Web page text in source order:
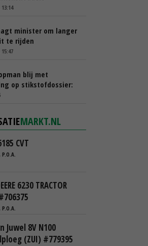
13:14
minister om langer
te rijden
15:47
blij met
op stikstofdossier:
van boeren blijft
MARKT.NL
CVT
P.O.A.
6230 TRACTOR
P.O.A.
Juwel 8V N100
(ZUI) #779395